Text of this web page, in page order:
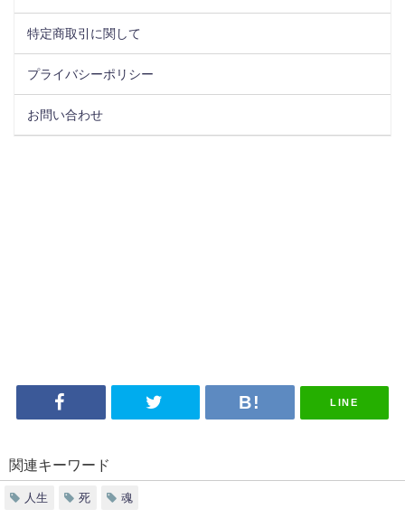
特定商取引に関して
プライバシーポリシー
お問い合わせ
LINE
関連キーワード
人生 死 魂